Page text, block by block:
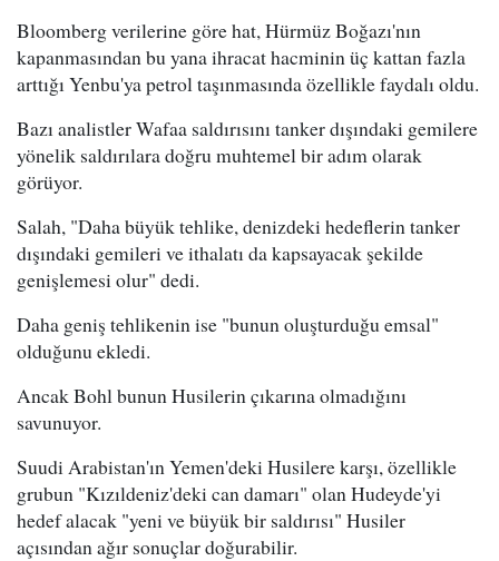
Bloomberg verilerine göre hat, Hürmüz Boğazı'nın
kapanmasından bu yana ihracat hacminin üç kattan fazla
arttığı Yenbu'ya petrol taşınmasında özellikle faydalı oldu.
Bazı analistler Wafaa saldırısını tanker dışındaki gemilere
yönelik saldırılara doğru muhtemel bir adım olarak
görüyor.
Salah, "Daha büyük tehlike, denizdeki hedeflerin tanker
dışındaki gemileri ve ithalatı da kapsayacak şekilde
genişlemesi olur" dedi.
Daha geniş tehlikenin ise "bunun oluşturduğu emsal"
olduğunu ekledi.
Ancak Bohl bunun Husilerin çıkarına olmadığını
savunuyor.
Suudi Arabistan'ın Yemen'deki Husilere karşı, özellikle
grubun "Kızıldeniz'deki can damarı" olan Hudeyde'yi
hedef alacak "yeni ve büyük bir saldırısı" Husiler
açısından ağır sonuçlar doğurabilir.